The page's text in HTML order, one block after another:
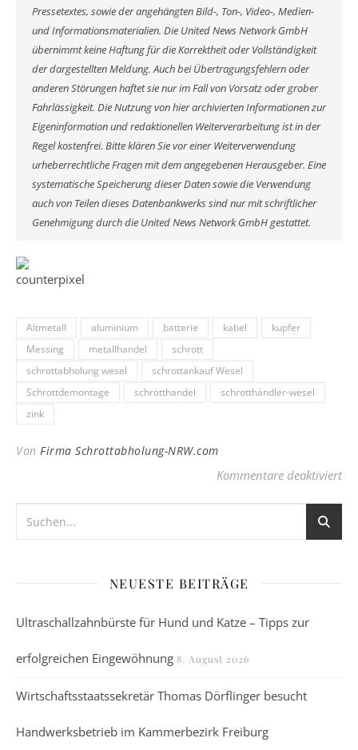
Pressetextes, sowie der angehängten Bild-, Ton-, Video-, Medien-
und Informationsmaterialien. Die United News Network GmbH
übernimmt keine Haftung für die Korrektheit oder Vollständigkeit
der dargestellten Meldung. Auch bei Übertragungsfehlern oder
anderen Störungen haftet sie nur im Fall von Vorsatz oder grober
Fahrlässigkeit. Die Nutzung von hier archivierten Informationen zur
Eigeninformation und redaktionellen Weiterverarbeitung ist in der
Regel kostenfrei. Bitte klären Sie vor einer Weiterverwendung
urheberrechtliche Fragen mit dem angegebenen Herausgeber. Eine
systematische Speicherung dieser Daten sowie die Verwendung
auch von Teilen dieses Datenbankwerks sind nur mit schriftlicher
Genehmigung durch die United News Network GmbH gestattet.
Altmetall aluminium batterie kabel
kupfer
Messing
metallhandel
schrott
schrottabholung wesel
schrottankauf Wesel
Schrottdemontage
schrotthandel
schrotthändler-wesel
zink
Von Firma Schrottabholung-NRW.com
Kommentare deaktiviertfür
NEUESTE BEITRÄGE
Ultraschallzahnbürste für Hund und Katze – Tipps zur
erfolgreichen Eingewöhnung 8. August 2026
Wirtschaftsstaatssekretär Thomas Dörflinger besucht
Handwerksbetrieb im Kammerbezirk Freiburg